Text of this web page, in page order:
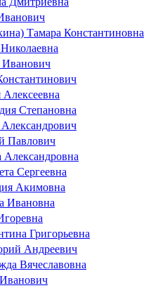
Тамара Константиновна
Степановна
Павлович
Сергеевна
Акимовна
Ивановна
Григорьевна
Андреевич
Вячеславовна